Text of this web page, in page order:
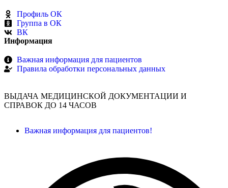
Профиль ОК
Группа в ОК
ВК
Информация
Важная информация для пациентов
Правила обработки персональных данных
ВЫДАЧА МЕДИЦИНСКОЙ ДОКУМЕНТАЦИИ И
СПРАВОК ДО 14 ЧАСОВ
Важная информация для пациентов!